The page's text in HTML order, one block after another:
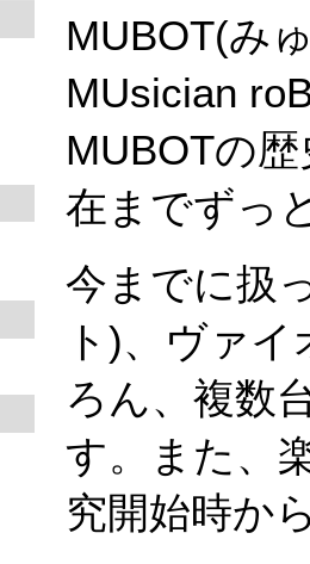
MUBOT(み
MUsician
MUBOTの
在までずっ
今までに扱
ト)、ヴァ
ろん、複数
す。また、
究開始時か